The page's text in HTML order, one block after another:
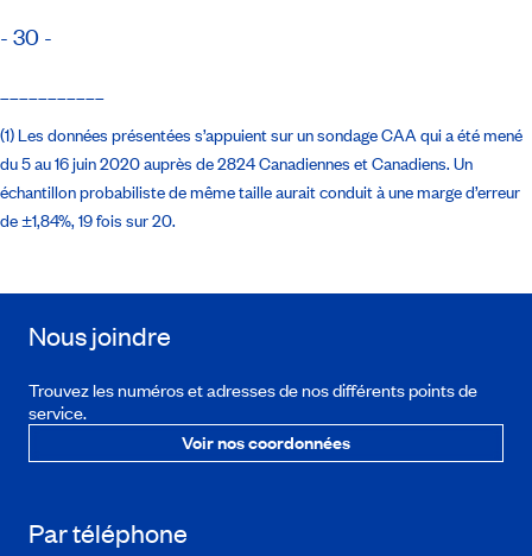
- 30 -
(1) Les données présentées s’appuient sur un sondage CAA qui a été mené
du 5 au 16 juin 2020 auprès de 2824 Canadiennes et Canadiens. Un
échantillon probabiliste de même taille aurait conduit à une marge d’erreur
de ±1,84%, 19 fois sur 20.
Nous joindre
Trouvez les numéros et adresses de nos différents points de
service.
Voir nos coordonnées
Par téléphone